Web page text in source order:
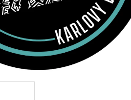
HALBFINALE
€5,16
Ursprünglich: